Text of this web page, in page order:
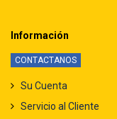
Información
CONTACTANOS
Su Cuenta
Servicio al Cliente